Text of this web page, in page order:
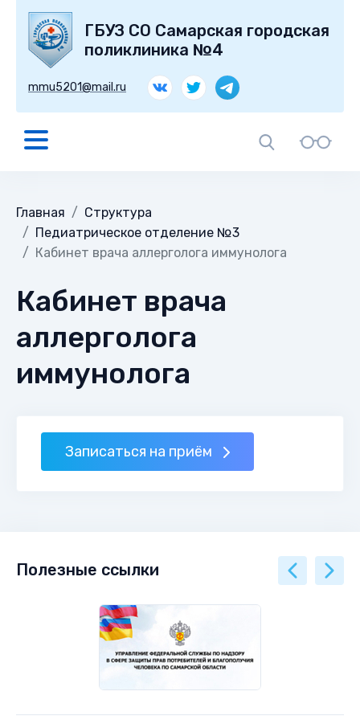
ГБУЗ СО Самарская городская
поликлиника №4
mmu5201@mail.ru
Главная
Структура
Педиатрическое отделение №3
Кабинет врача аллерголога иммунолога
Кабинет врача
аллерголога
иммунолога
Записаться на приём
Полезные ссылки